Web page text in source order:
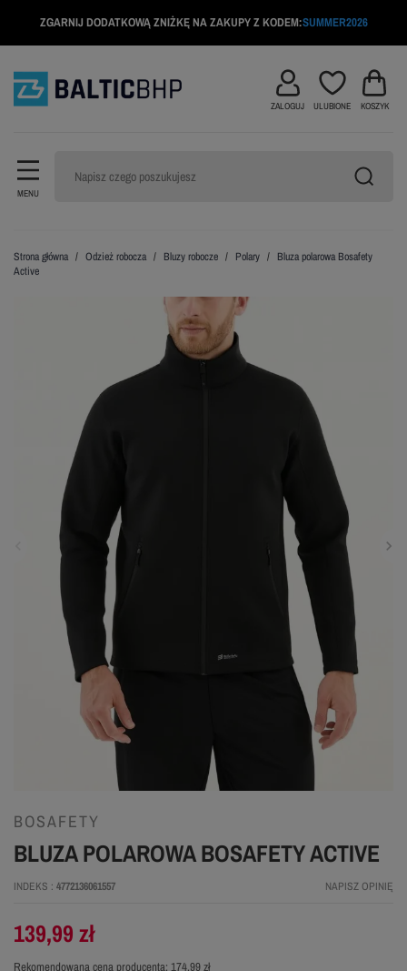
ZGARNIJ DODATKOWĄ ZNIŻKĘ NA ZAKUPY Z KODEM:SUMMER2026
MENU
ZALOGUJ ULUBIONE KOSZYK
Strona główna Odzież robocza Bluzy robocze Polary
Bluza polarowa Bosafety
Active
BOSAFETY
BLUZA POLAROWA BOSAFETY ACTIVE
INDEKS 4772136061557 NAPISZ OPINIĘ
Rekomendowana cena producenta: 174,99 zł
139,99 zł